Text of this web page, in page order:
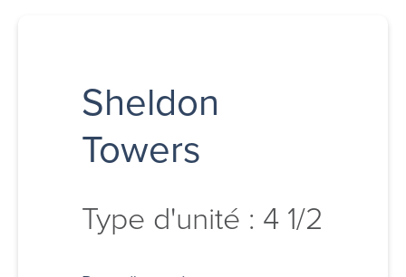
Sheldon
Towers
Type d'unité : 4 1/2